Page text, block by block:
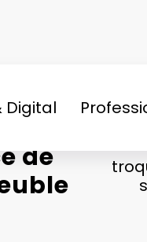
Digital
de